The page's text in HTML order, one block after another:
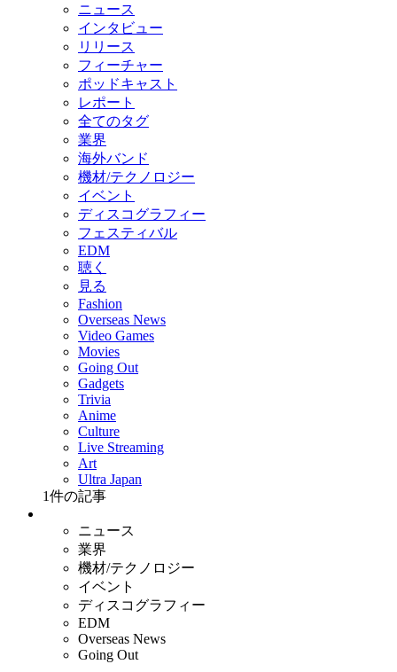
ニュース
インタビュー
リリース
フィーチャー
ポッドキャスト
レポート
全てのタグ
業界
海外バンド
機材/テクノロジー
イベント
ディスコグラフィー
フェスティバル
EDM
聴く
見る
Fashion
Overseas News
Video Games
Movies
Going Out
Gadgets
Trivia
Anime
Culture
Live Streaming
Art
Ultra Japan
1件の記事
ニュース
業界
機材/テクノロジー
イベント
ディスコグラフィー
EDM
Overseas News
Going Out